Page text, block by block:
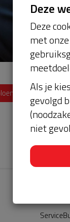
6971 Brummen
Deze
Deze
met
Als je
gevolgd
niet